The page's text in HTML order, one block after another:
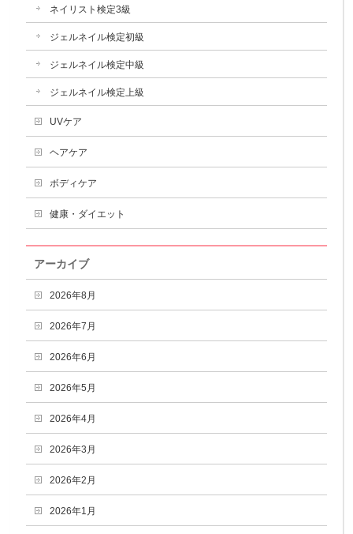
ネイリスト検定3級
ジェルネイル検定初級
ジェルネイル検定中級
ジェルネイル検定上級
UVケア
ヘアケア
ボディケア
健康・ダイエット
アーカイブ
2026年8月
2026年7月
2026年6月
2026年5月
2026年4月
2026年3月
2026年2月
2026年1月